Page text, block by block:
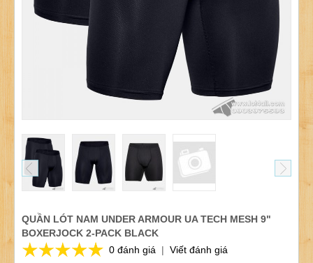
QUẦN LÓT NAM UNDER ARMOUR UA TECH MESH 9"
BOXERJOCK 2-PACK BLACK
0 đánh giá | Viết đánh giá